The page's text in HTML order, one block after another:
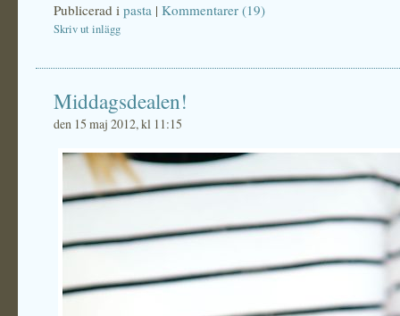
Publicerad i pasta | Kommentarer (19)
Skriv ut inlägg
Middagsdealen!
den 15 maj 2012, kl 11:15